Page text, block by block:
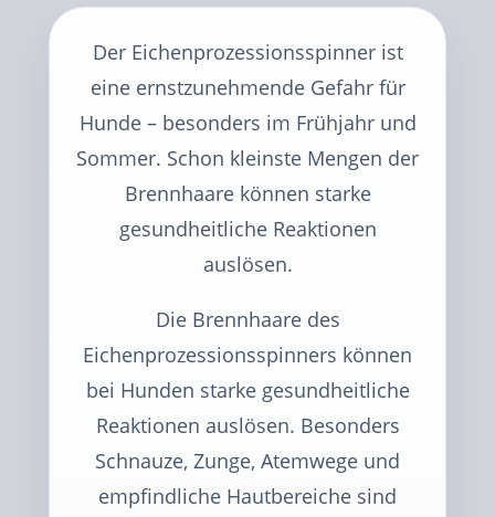
Der Eichenprozessionsspinner ist
eine ernstzunehmende Gefahr für
Hunde – besonders im Frühjahr und
Sommer. Schon kleinste Mengen der
Brennhaare können starke
gesundheitliche Reaktionen
auslösen.
Die Brennhaare des
Eichenprozessionsspinners können
bei Hunden starke gesundheitliche
Reaktionen auslösen. Besonders
Schnauze, Zunge, Atemwege und
empfindliche Hautbereiche sind